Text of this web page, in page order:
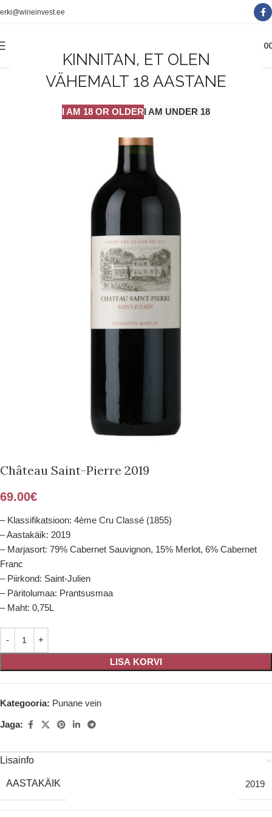
KINNITAN, ET OLEN
VÄHEMALT 18 AASTANE
I AM 18 OR OLDERI AM UNDER 18
erki@wineinvest.ee
Château Saint-Pierre 2019
69.00€
– Klassifikatsioon: 4ème Cru Classé (1855)
– Aastakäik: 2019
– Marjasort: 79% Cabernet Sauvignon, 15% Merlot, 6% Cabernet
Franc
– Piirkond: Saint-Julien
– Päritolumaa: Prantsusmaa
– Maht: 0,75L
LISA KORVI
Kategooria: Punane vein
Jaga:
Lisainfo
AASTAKÄIK 2019